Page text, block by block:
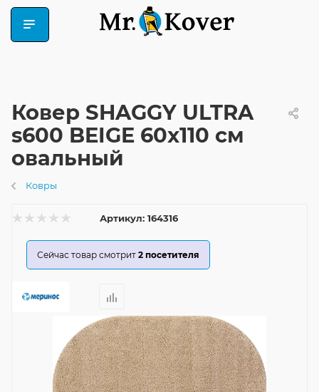
Ковер SHAGGY ULTRA
s600 BEIGE 60x110 см
овальный
Ковры
Артикул: 164316
Сейчас товар смотрит 2 посетителя